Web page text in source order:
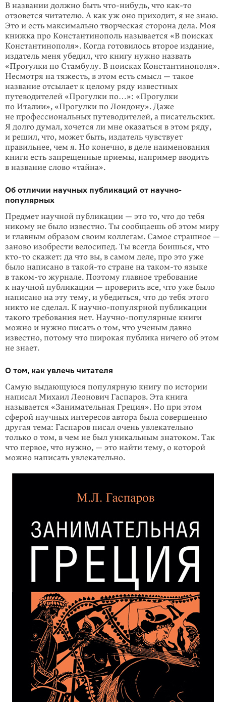
В названии должно быть что-нибудь, что как-то
отзовется читателю. А как уж оно приходит, я не знаю.
Это и есть максимально творческая сторона дела. Моя
книжка про Константинополь называется «В поисках
Константинополя». Когда готовилось второе издание,
издатель меня убедил, что книгу нужно назвать
«Прогулки по Стамбулу. В поисках Константинополя».
Несмотря на тя­жесть, в этом есть смысл — такое
название отсылает к целому ряду известных
путеводителей «Прогулки по…»: «Прогулки
по Италии», «Прогулки по Лондо­ну». Даже
не профессиональных путеводителей, а писательских.
Я долго думал, хочется ли мне оказаться в этом ряду,
и решил, что, может быть, издатель чув­ствует
правильнее, чем я. Но конечно, в деле наименования
книги есть запре­щенные приемы, например вводить
в название слово «тайна».
Об отличии научных публикаций от научно-
популярных
Предмет научной публикации — это то, что до тебя
никому не было известно. Ты сообщаешь об этом миру
и главным образом своим коллегам. Самое страш­ное —
заново изобрести велосипед. Ты всегда боишься, что
кто-то скажет: да что вы, в самом деле, про это уже
было написано в такой-то стране на та­ком-то языке
в таком-то журнале. Поэтому главное требование
к научной публика­ции — проверить все, что уже было
написано на эту тему, и убедиться, что до тебя этого
никто не сделал. К научно-популярной публикации
такого требования нет. Научно-популярные книги
можно и нужно писать о том, что ученым давно
известно, потому что широкая публика ничего об этом
не знает.
О том, как увлечь читателя
Самую выдающуюся популярную книгу по истории
написал Михаил Леонович Гаспаров. Эта книга
называется «Занимательная Греция». Но при этом
сферой научных интересов автора была совершенно
другая тема: Гаспаров писал очень увлекательно
только о том, в чем не был уникальным знатоком. Так
что пер­вое, что нужно, — это найти тему, о которой
можно написать увлекательно.